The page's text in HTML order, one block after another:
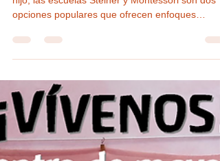
A la hora de elegir la educación adecuada para
opciones populares que ofrecen enfoques
filosofías.